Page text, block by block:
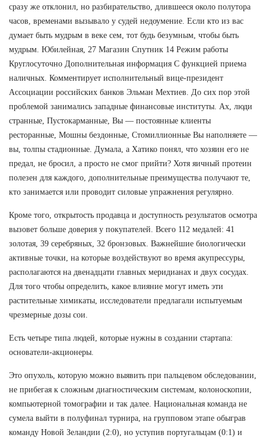
сразу же отклонил, но разбирательство, длившееся около полутора
часов, временами вызывало у судей недоумение. Если кто из вас
думает быть мудрым в веке сем, тот будь безумным, чтобы быть
мудрым. Юбилейная, 27 Магазин Спутник 14 Режим работы
Круглосуточно Дополнительная информация С функцией приема
наличных. Комментирует исполнительный вице-президент
Ассоциации российских банков Эльман Мехтиев. До сих пор этой
проблемой занимались западные финансовые институты. Ах, люди
странные, Пустокарманные, Вы — постоянные клиенты
ресторанные, Мошны бездонные, Стомиллионные Вы наполняете —
вы, толпы стадионные. Думала, а Хатико понял, что хозяин его не
предал, не бросил, а просто не смог прийти? Хотя яичный протеин
полезен для каждого, дополнительные преимущества получают те,
кто занимается или проводит силовые упражнения регулярно.
Кроме того, открытость продавца и доступность результатов осмотра
вызовет больше доверия у покупателей. Всего 112 медалей: 41
золотая, 39 серебряных, 32 бронзовых. Важнейшие биологически
активные точки, на которые воздействуют во время акупрессуры,
располагаются на двенадцати главных меридианах и двух сосудах.
Для того чтобы определить, какое влияние могут иметь эти
растительные химикаты, исследователи предлагали испытуемым
чрезмерные дозы сои.
Есть четыре типа людей, которые нужны в создании стартапа:
основатели-акционеры.
Это опухоль, которую можно выявить при пальцевом обследовании,
не прибегая к сложным диагностическим системам, колоноскопии,
компьютерной томографии и так далее. Национальная команда не
сумела выйти в полуфинал турнира, на групповом этапе обыграв
команду Новой Зеландии (2:0), но уступив португальцам (0:1) и